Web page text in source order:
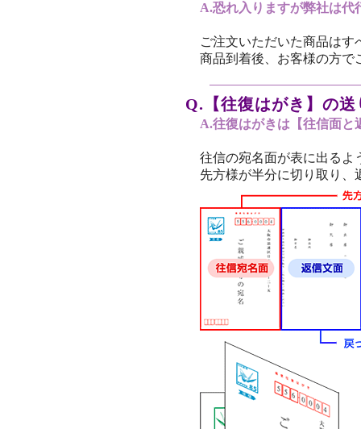
A.恐れ入りますが弊社は代
ご注文いただいた商品は
商品到着後、お客様の方で
Q.【往復はがき】の
A.往復はがきは【往信面と
往信の宛名面が表に出るよ
先方様が半分に切り取り、